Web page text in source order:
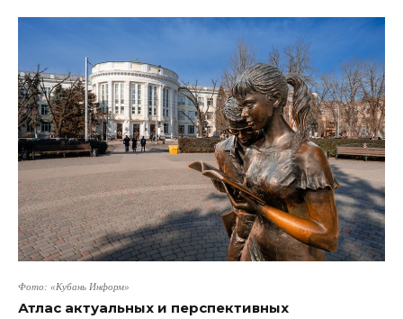
Фото: «Кубань Информ»
Атлас актуальных и перспективных